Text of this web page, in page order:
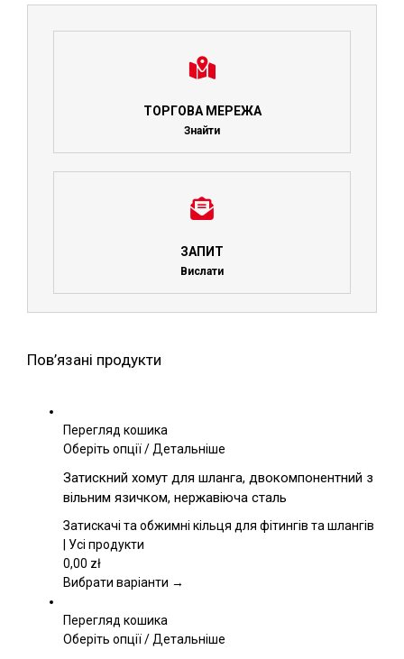
ТОРГОВА МЕРЕЖА
Знайти
ЗАПИТ
Вислати
Пов’язані продукти
Перегляд кошика
Оберіть опціїЦей
має
кілька
варіантів.
Параметри
вибрати
сторінці
товару
/Детальніше
Затискний хомут для шланга, двокомпонентний з
вільним язичком, нержавіюча сталь
Затискачі та обжимні кільця для фітингів та шлангів
| Усі продукти
0,00 zł
Вибрати варіанти →
Перегляд кошика
Оберіть опціїЦей
/Детальніше